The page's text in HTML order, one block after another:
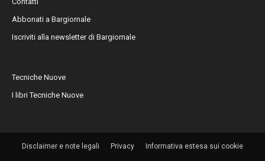
Abbonati a Bargiornale
Iscriviti alla newsletter di Bargiornale
Tecniche Nuove
I libri Tecniche Nuove
Disclaimer e note legali Privacy Informativa estesa sui cookie